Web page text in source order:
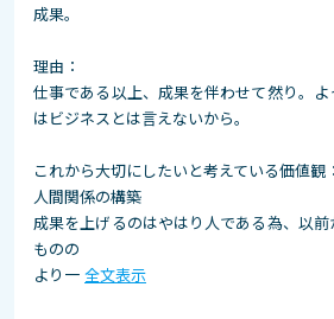
成果。
理由：
仕事である以上、成果を伴わせて然り。
はビジネスとは言えないから。
これから大切にしたいと考えている価値観：
人間関係の構築
成果を上げるのはやはり人である為、以
ものの
より一 全文表示